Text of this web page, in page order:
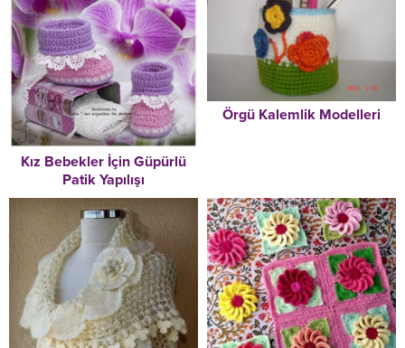
Kız Bebekler İçin Güpürlü
Patik Yapılışı
Örgü Kalemlik Modelleri